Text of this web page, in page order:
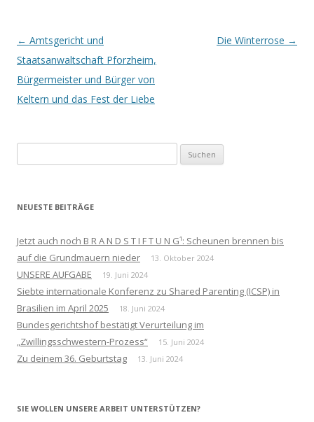
Beitrags-
Navigation
← Amtsgericht und
Staatsanwaltschaft Pforzheim,
Bürgermeister und Bürger von
Keltern und das Fest der Liebe
Die Winterrose →
nach:
NEUESTE BEITRÄGE
Jetzt auch noch B R A N D S T I F T U N G¹: Scheunen brennen bis
auf die Grundmauern nieder
13. Oktober 2024
UNSERE AUFGABE 19. Juni 2024
Siebte internationale Konferenz zu Shared Parenting (ICSP) in
Brasilien im April 2025
18. Juni 2024
Bundesgerichtshof bestätigt Verurteilung im
„Zwillingsschwestern-Prozess“
15. Juni 2024
Zu deinem 36. Geburtstag 13. Juni 2024
SIE WOLLEN UNSERE ARBEIT UNTERSTÜTZEN?